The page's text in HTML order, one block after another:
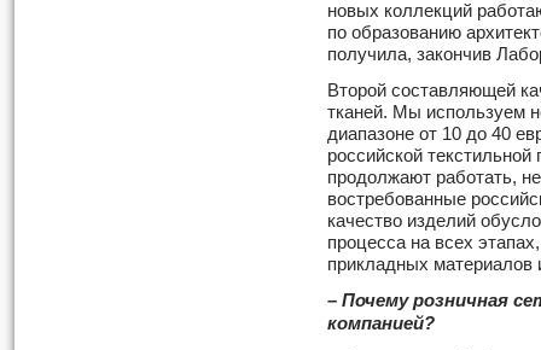
новых коллекций
по образованию
получила, закончив
Второй составляющей
тканей. Мы используем
диапазоне от 10 до 40
российской
продолжают работать,
востребованные
качество изделий
процесса на всех
прикладных материалов
– Почему розничная
компанией?